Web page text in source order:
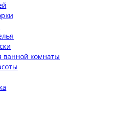
ванной комнаты